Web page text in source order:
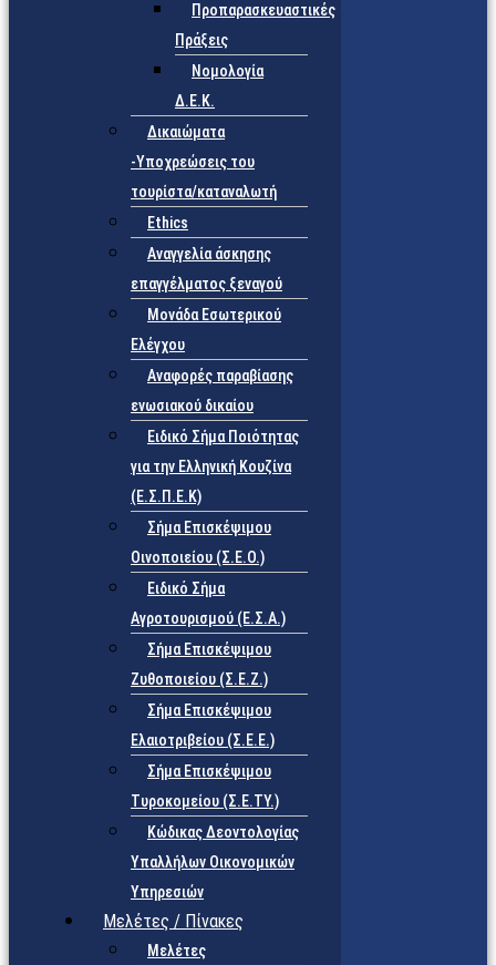
Προπαρασκευαστικές
Πράξεις
Νομολογία
Δ.Ε.Κ.
Δικαιώματα
-Υποχρεώσεις του
τουρίστα/καταναλωτή
Ethics
Αναγγελία άσκησης
επαγγέλματος ξεναγού
Μονάδα Εσωτερικού
Ελέγχου
Αναφορές παραβίασης
ενωσιακού δικαίου
Ειδικό Σήμα Ποιότητας
για την Ελληνική Κουζίνα
(Ε.Σ.Π.Ε.Κ)
Σήμα Επισκέψιμου
Οινοποιείου (Σ.Ε.Ο.)
Ειδικό Σήμα
Αγροτουρισμού (Ε.Σ.Α.)
Σήμα Επισκέψιμου
Ζυθοποιείου (Σ.Ε.Ζ.)
Σήμα Επισκέψιμου
Ελαιοτριβείου (Σ.Ε.Ε.)
Σήμα Επισκέψιμου
Τυροκομείου (Σ.Ε.TY.)
Κώδικας Δεοντολογίας
Υπαλλήλων Οικονομικών
Υπηρεσιών
Μελέτες / Πίνακες
Μελέτες